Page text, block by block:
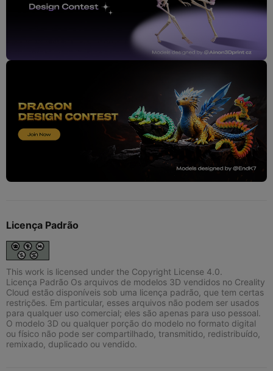
Licença Padrão
This work is licensed under the Copyright License 4.0.
Licença Padrão Os arquivos de modelos 3D vendidos no Creality
Cloud estão disponíveis sob uma licença padrão, que tem certas
restrições. Em particular, esses arquivos não podem ser usados
para qualquer uso comercial; eles são apenas para uso pessoal.
O modelo 3D ou qualquer porção do modelo no formato digital
ou físico não pode ser compartilhado, transmitido, redistribuído,
remixado, duplicado ou vendido.